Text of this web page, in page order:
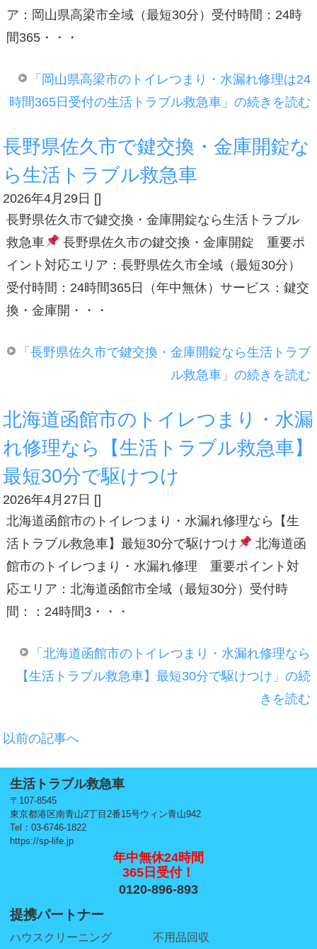
ア：岡山県高梁市全域（最短30分）受付時間：24時
間365・・・
「岡山県高梁市のトイレつまり・水漏れ修理は24
時間365日受付の生活トラブル救急車」の続きを読む
長野県佐久市で鍵交換・金庫開錠な
ら生活トラブル救急車
2026年4月29日 []
長野県佐久市で鍵交換・金庫開錠なら生活トラブル
救急車
長野県佐久市の鍵交換・金庫開錠 重要ポ
イント対応エリア：長野県佐久市全域（最短30分）
受付時間：24時間365日（年中無休）サービス：鍵交
換・金庫開・・・
「長野県佐久市で鍵交換・金庫開錠なら生活トラブ
ル救急車」の続きを読む
北海道函館市のトイレつまり・水漏
れ修理なら【生活トラブル救急車】
最短30分で駆けつけ
2026年4月27日 []
北海道函館市のトイレつまり・水漏れ修理なら【生
活トラブル救急車】最短30分で駆けつけ
北海道函
館市のトイレつまり・水漏れ修理 重要ポイント対
応エリア：北海道函館市全域（最短30分）受付時
間：：24時間3・・・
「北海道函館市のトイレつまり・水漏れ修理なら
【生活トラブル救急車】最短30分で駆けつけ」の続
きを読む
以前の記事へ
生活トラブル救急車
〒107-8545
東京都港区南青山2丁目2番15号ウィン青山942
Tel：03-6746-1822
https://sp-life.jp
年中無休24時間
365日受付！
0120-896-893
提携パートナー
ハウスクリーニング 不用品回収